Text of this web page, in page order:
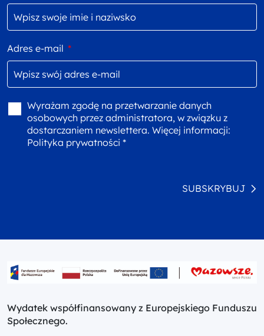
Adres e-mail *
Wyrażam zgodę na przetwarzanie danych
osobowych przez administratora, w związku z
dostarczaniem newslettera. Więcej informacji:
Polityka prywatności *
SUBSKRYBUJ
Wydatek współfinansowany z Europejskiego Funduszu
Społecznego.